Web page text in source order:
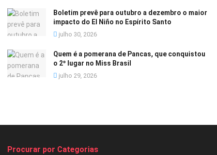
Boletim prevê para outubro a dezembro o maior
impacto do El Niño no Espírito Santo
julho 30, 2026
Quem é a pomerana de Pancas, que conquistou
o 2º lugar no Miss Brasil
julho 29, 2026
Procurar por Categorias